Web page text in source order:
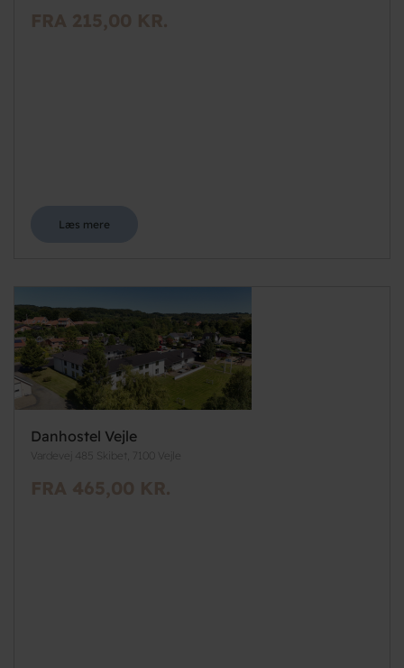
FRA 215,00 KR.
Læs mere
Danhostel Vejle
Vardevej 485 Skibet, 7100 Vejle
FRA 465,00 KR.